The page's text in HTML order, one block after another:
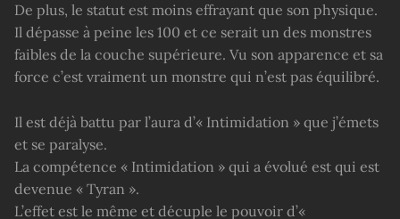
De plus, le statut est moins effrayant que son physique.
Il dépasse à peine les 100 et ce serait un des monstres
faibles de la couche supérieure. Vu son apparence et sa
force c’est vraiment un monstre qui n’est pas équilibré.
Il est déjà battu par l’aura d’« Intimidation » que j’émets
et se paralyse.
La compétence « Intimidation » qui a évolué est qui est
devenue « Tyran ».
L’effet est le même et décuple le pouvoir d’«